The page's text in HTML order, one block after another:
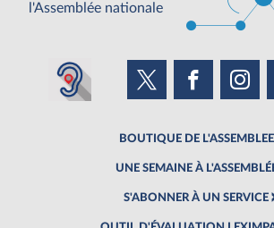
l'Assemblée nationale
BOUTIQUE DE L'ASSEMBLEE
UNE SEMAINE À
S'ABONNER À UN SERVICE